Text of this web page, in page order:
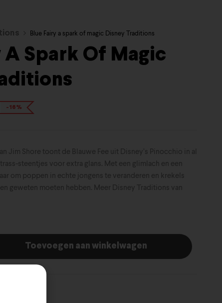
Blue Fairy a spark of magic Disney Traditions
A Spark Of Magic
-16%
Jim Shore toont de Blauwe Fee uit Disney’s Pinocchio in al
steentjes voor extra glans. Met een glimlach en een
om poppen in echte jongens te veranderen en krekels
geweten moeten hebben. Meer Disney Traditions van
Toevoegen aan winkelwagen